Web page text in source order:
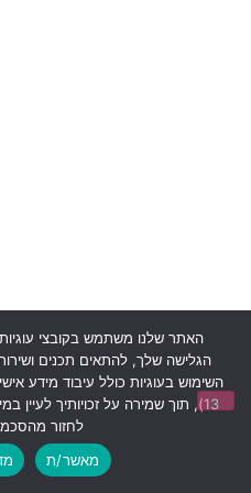
הגלישה שלך, להתאים תכנים
השימוש בעוגיות כולל עיבוד מידע
13), תוך שמירה על זכויותיך
לחזור
מאשר/ת